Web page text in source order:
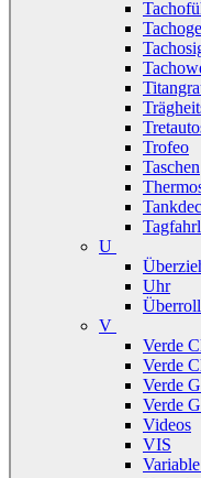
Trofeo
Taschen
U
Uhr
V
Verde
Verde
Verde
Verde
Videos
VIS